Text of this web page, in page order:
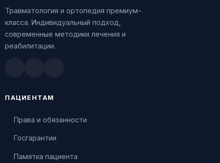
Травматология и ортопедия премиум-
класса. Индивидуальный подход,
современные методики лечения и
реабилитации.
ПАЦИЕНТАМ
Права и обязанности
Госгарантии
Памятка пациента